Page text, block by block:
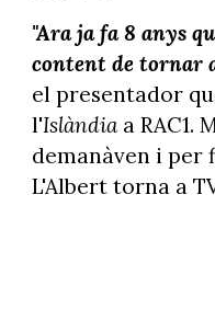
"Ara ja fa 8 anys
content de tornar
el presentador
l'Islàndiaa RAC1.
demanàven i per
L'Albert torna a